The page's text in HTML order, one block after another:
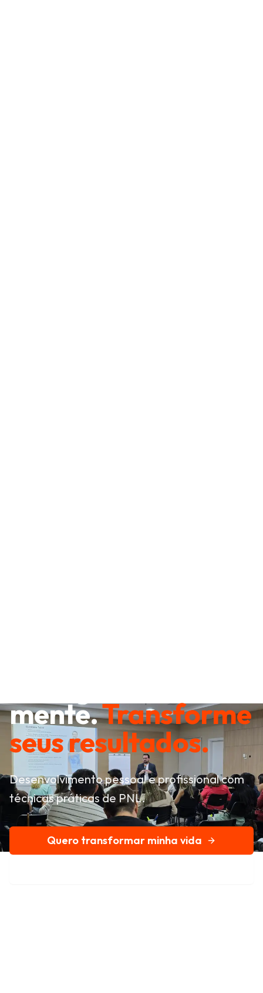
mente.Transforme
seus resultados.
Desenvolvimento pessoal e profissional com
técnicas práticas de PNL.
Quero transformar minha vida